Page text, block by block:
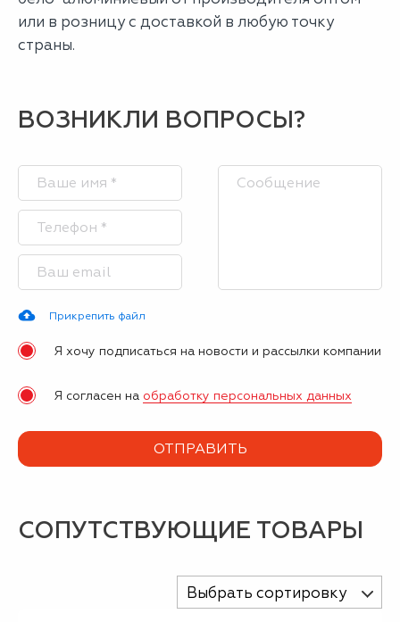
или в розницу с доставкой в любую точку
страны.
ВОЗНИКЛИ ВОПРОСЫ?
Прикрепить файл
Я хочу подписаться на новости и рассылки компании
Я согласен на обработку персональных данных
СОПУТСТВУЮЩИЕ ТОВАРЫ
Выбрать сортировку